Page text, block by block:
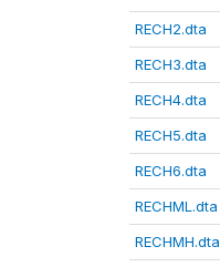
RECH2.dta
RECH3.dta
RECH4.dta
RECH5.dta
RECH6.dta
RECHML.dta
RECHMH.dta